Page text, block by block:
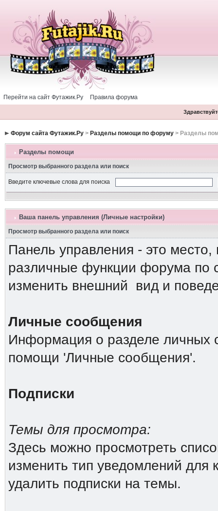
Перейти на сайт Футажик.Ру Правила форума
Форум сайта Футажик.Ру> Разделы помощи по форуму> Разделы
Разделы помощи
Просмотр выбранного раздела или поиск
Введите ключевые слова для поиска
Ваша панель управления (Личные настройки)
Просмотр выбранного раздела или поиск
Панель управления - это
различные функции форума по
изменить внешний вид и
Личные сообщения
Информация о разделе личных
помощи 'Личные сообщения'.
Подписки
Темы для просмотра:
Здесь можно просмотреть
изменить тип уведомлений
удалить подписки на темы.